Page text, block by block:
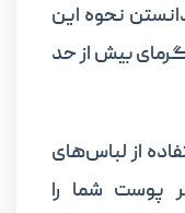
نحوه این
گرمای بیش از حد
از لباس‌های
پوست شما را